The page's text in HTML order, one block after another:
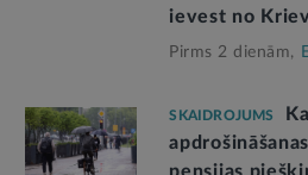
ievest no
Pirms 2 dienām,
SKAIDROJUMS